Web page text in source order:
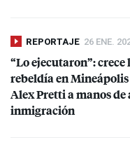
REPORTAJE 26 ENE.
“Lo ejecutaron”:
rebeldía en
Alex Pretti a manos de
inmigración